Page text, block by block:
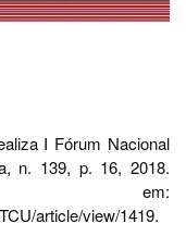
I Fórum Nacional
n. 139, p. 16, 2018.
em:
article/view/1419.